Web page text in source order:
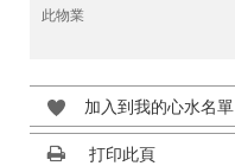
此物業
加入到我的心水名單
打印此頁